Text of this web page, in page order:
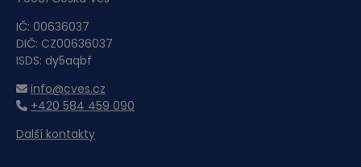
IČ: 00636037
DIČ: CZ00636037
ISDS: dy5aqbf
info@cves.cz
+420 584 459 090
Další kontakty